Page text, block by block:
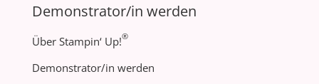
Demonstrator/in werden
Über Stampin‘ Up!®
Demonstrator/in werden